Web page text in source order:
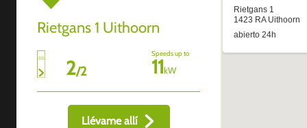
Rietgans 1 Uithoorn
2/2
Speeds up to
11kW
Llévame allí